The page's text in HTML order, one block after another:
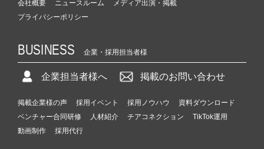
会社概要 ニュースルーム
メディア出演・掲載
プライバシーポリシー
BUSINESS 企業・採用担当者様
企業担当者様へ 掲載のお問い合わせ
掲載企業様の声 採用イベント 採用ノウハウ
資料ダウンロード
ベンチャー合同研修
人材紹介 チアコネクション
TikTok運用
動画制作
採用代行